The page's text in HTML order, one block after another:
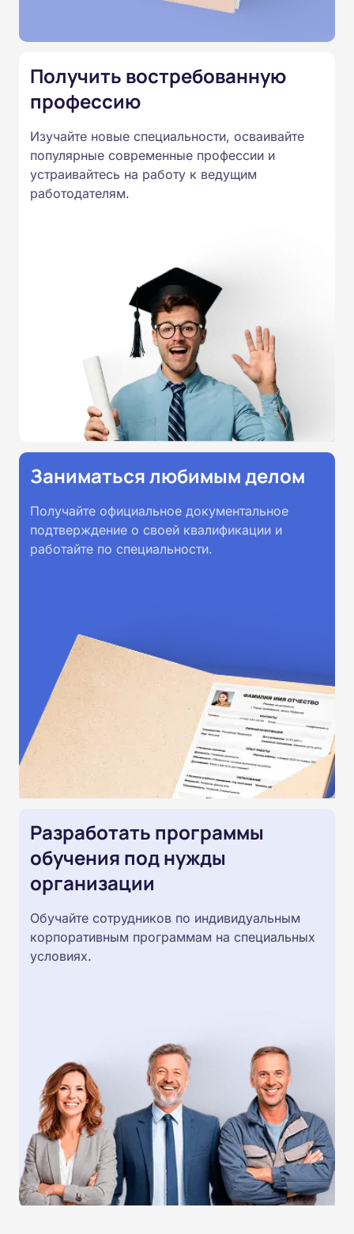
Подготовка ведется по всем
России от 14.07.2023 N 534 в
соответствии с Федеральными
образовательными стандартами
профессионального образования.
Удостоверения и дипломы о
Получить востребованную
профессию
Изучайте новые специальности, осваивайте
популярные современные профессии и
устраивайтесь на работу к ведущим
работодателям.
Заниматься любимым делом
Получайте официальное документальное
подтверждение о своей квалификации и
работайте по специальности.
Разработать программы
обучения под нужды
организации
Обучайте сотрудников по индивидуальным
корпоративным программам на специальных
условиях.